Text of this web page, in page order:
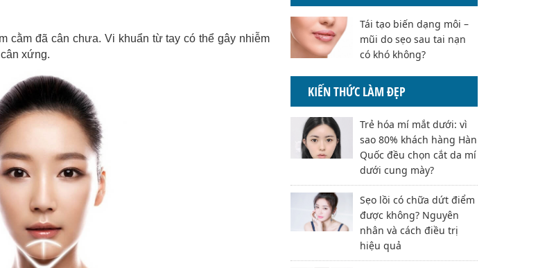
cằm đã cân chưa. Vi khuẩn từ tay có thể gây nhiễm
xứng.
Tái tạo biến dạng môi –
mũi do sẹo sau tai nạn
có khó không?
KIẾN THỨC LÀM ĐẸP
Trẻ hóa mí mắt dưới: vì
sao 80% khách hàng Hàn
Quốc đều chọn cắt da mí
dưới cung mày?
Sẹo lồi có chữa dứt điểm
được không? Nguyên
nhân và cách điều trị
hiệu quả